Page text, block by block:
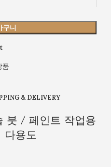
구니
품
& DELIVERY
붓 / 페인트 작업용
다용도